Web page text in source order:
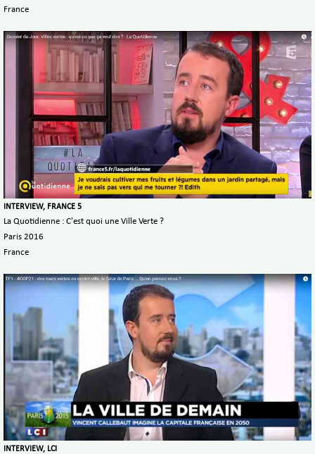
France
INTERVIEW, FRANCE 5
La Quotidienne : C'est quoi une Ville Verte ?
Paris 2016
France
INTERVIEW, LCI